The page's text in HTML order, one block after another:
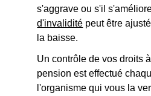
s'aggrave ou s'il
d'invalidité peut être
la baisse.
Un contrôle de vos droits
pension est effectué
l'organisme qui vous la